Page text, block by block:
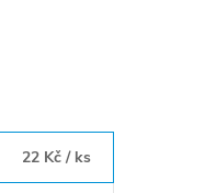
22 Kč / ks